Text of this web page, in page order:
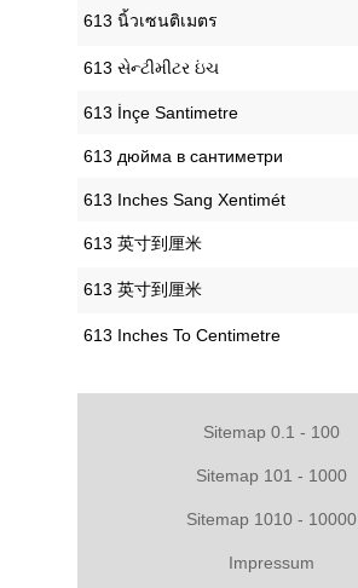
‎613 นิ้วเซนติเมตร
‎613 સેન્ટીમીટર ઇંચ
‎613 İnçe Santimetre
‎613 дюйма в сантиметри
‎613 Inches Sang Xentimét
‎613 英寸到厘米
‎613 英寸到厘米
‎613 Inches To Centimetre
Sitemap 0.1 - 100
Sitemap 101 - 1000
Sitemap 1010 - 10000
Impressum